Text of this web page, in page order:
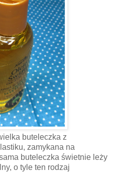
buteleczka z
zamykana na
buteleczka świetnie leży
o tyle ten rodzaj